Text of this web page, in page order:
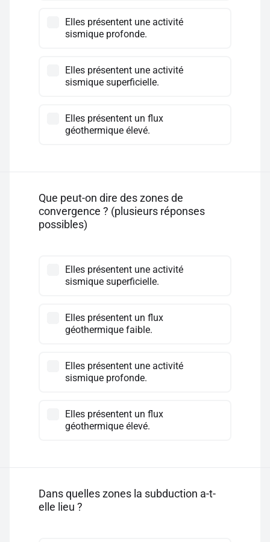
Elles présentent une activité
sismique profonde.
Elles présentent une activité
sismique superficielle.
Elles présentent un flux
géothermique élevé.
Que peut-on dire des zones de
convergence ? (plusieurs réponses
possibles)
Elles présentent une activité
sismique superficielle.
Elles présentent un flux
géothermique faible.
Elles présentent une activité
sismique profonde.
Elles présentent un flux
géothermique élevé.
Dans quelles zones la subduction a-t-
elle lieu ?